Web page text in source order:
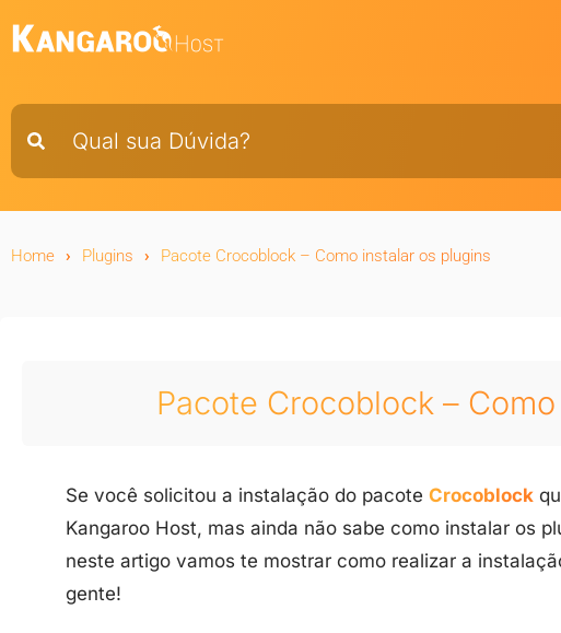
Home Plugins Pacote Crocoblock – Como instalar os plugins
Pacote Crocoblock –
Se você solicitou a instalação do pacote Crocoblock
Kangaroo Host, mas ainda não sabe como instalar os
neste artigo vamos te mostrar como realizar a
gente!